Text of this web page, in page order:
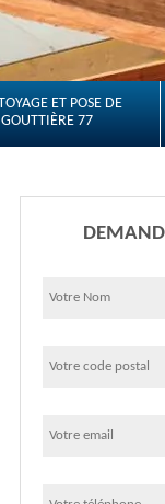
ET POSE DE
GOUTTIÈRE 77